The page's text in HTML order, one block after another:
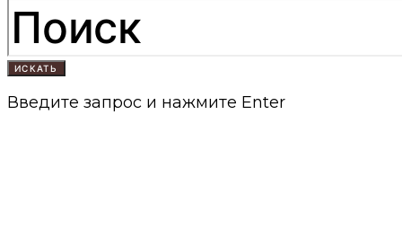
ИСКАТЬ
Введите запрос и нажмите Enter